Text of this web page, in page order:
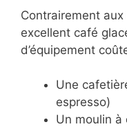
Contrairement
excellent café
d’équipement
Une
espresso)
Un moulin à